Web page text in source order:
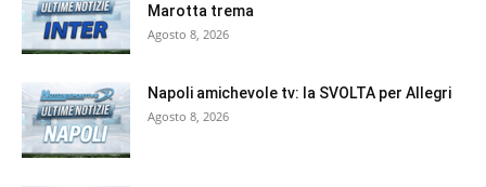
Marotta trema
Agosto 8, 2026
Napoli amichevole tv: la SVOLTA per Allegri
Agosto 8, 2026